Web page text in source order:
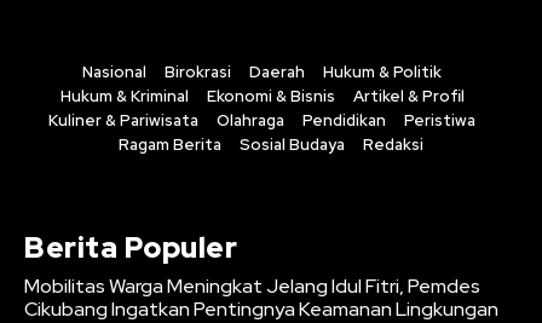
Nasional Birokrasi Daerah
Hukum & Politik
Hukum & Kriminal
Ekonomi & Bisnis
Artikel & Profil
Kuliner & Pariwisata
Olahraga Pendidikan
Peristiwa
Ragam Berita
Sosial Budaya Redaksi
Berita Populer
Mobilitas Warga Meningkat Jelang Idul Fitri, Pemdes
Cikubang Ingatkan Pentingnya Keamanan Lingkungan